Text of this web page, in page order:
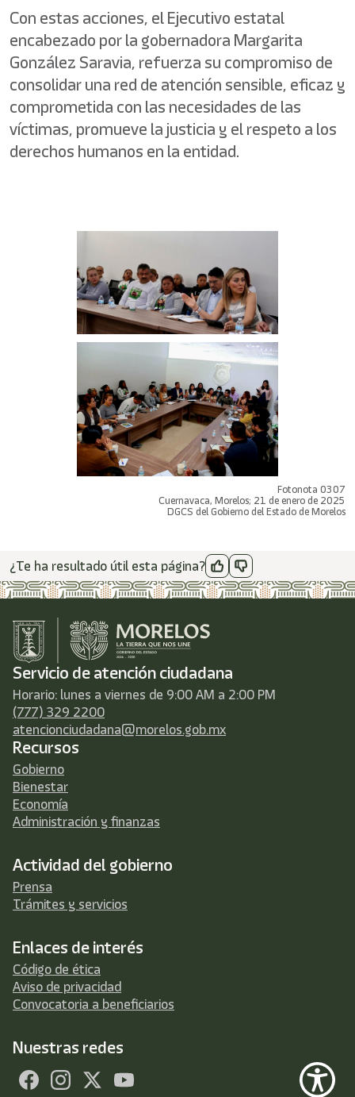
Con estas acciones, el Ejecutivo estatal
encabezado por la gobernadora Margarita
González Saravia, refuerza su compromiso de
consolidar una red de atención sensible, eficaz y
comprometida con las necesidades de las
víctimas, promueve la justicia y el respeto a los
derechos humanos en la entidad.
Fotonota 0307
Cuernavaca, Morelos; 21 de enero de 2025
DGCS del Gobierno del Estado de Morelos
¿Te ha resultado útil esta página?
Servicio de atención ciudadana
Horario: lunes a viernes de 9:00 AM a 2:00 PM
(777) 329 2200
atencionciudadana@morelos.gob.mx
Recursos
Gobierno
Bienestar
Economía
Administración y finanzas
Actividad del gobierno
Prensa
Trámites y servicios
Enlaces de interés
Código de ética
Aviso de privacidad
Convocatoria a beneficiarios
Nuestras redes